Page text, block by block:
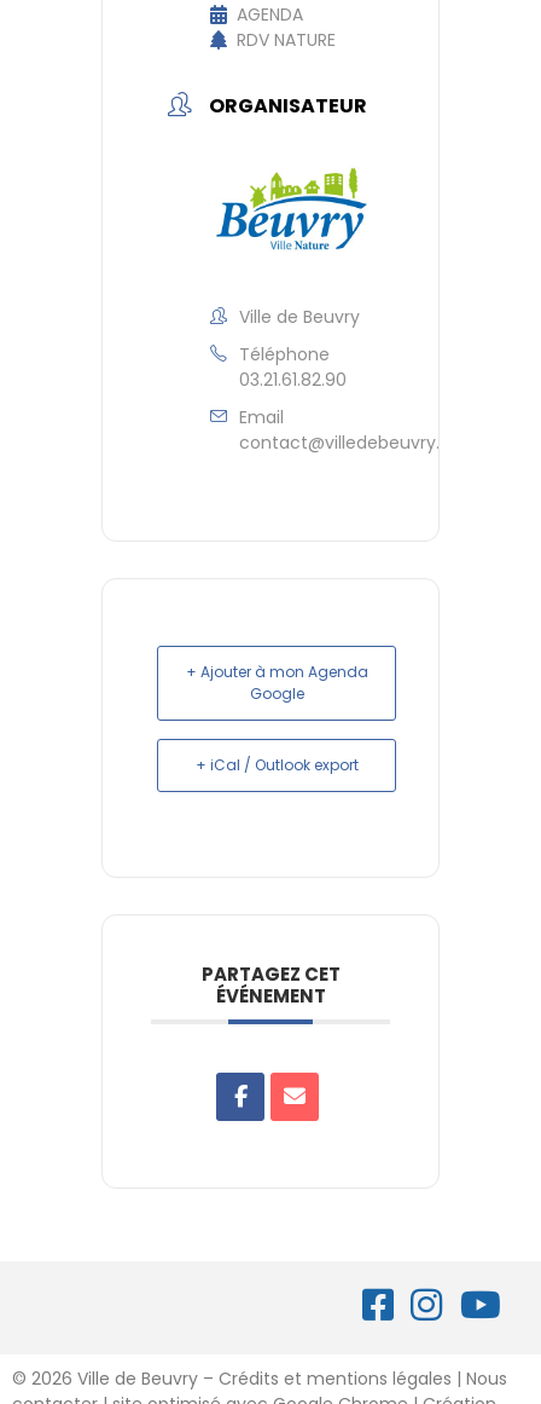
AGENDA
RDV NATURE
ORGANISATEUR
Ville de Beuvry
Téléphone
03.21.61.82.90
Email
contact@villedebeuvry.fr
+ Ajouter à mon Agenda
Google
+ iCal / Outlook export
PARTAGEZ CET
ÉVÉNEMENT
© 2026 Ville de Beuvry – Crédits et mentions légales | Nous